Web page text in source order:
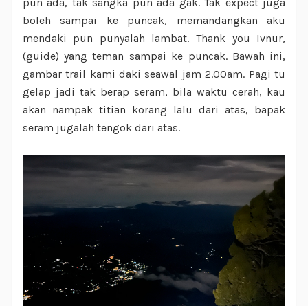
boleh sampai ke puncak, memandangkan aku
mendaki pun punyalah lambat. Thank you Ivnur,
(guide) yang teman sampai ke puncak. Bawah ini,
gambar trail kami daki seawal jam 2.00am. Pagi tu
gelap jadi tak berap seram, bila waktu cerah, kau
akan nampak titian korang lalu dari atas, bapak
seram jugalah tengok dari atas.